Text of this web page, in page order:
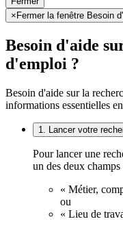
×Fermer la fenêtre Besoin
Besoin d'aide
d'emploi ?
Besoin d'aide sur la
informations essentielles
1. Lancer votre
Pour lancer une
un des deux champs
« Métier,
ou
« Lieu de